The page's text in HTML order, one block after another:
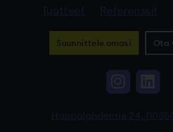
Tuotteet Referenssit
Suunnittele omasi Ota
Huopalahdentie 24,